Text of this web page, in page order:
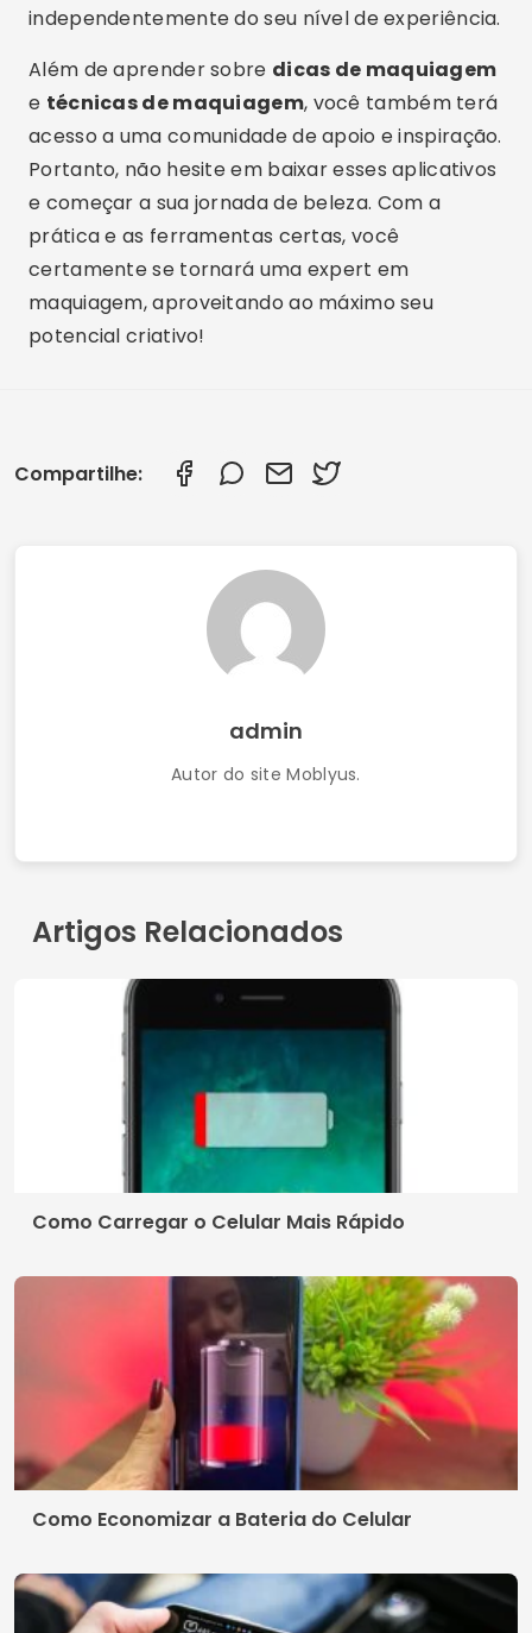
independentemente do seu nível de experiência.
Além de aprender sobre dicas de maquiagem
e técnicas de maquiagem, você também terá
acesso a uma comunidade de apoio e inspiração.
Portanto, não hesite em baixar esses aplicativos
e começar a sua jornada de beleza. Com a
prática e as ferramentas certas, você
certamente se tornará uma expert em
maquiagem, aproveitando ao máximo seu
potencial criativo!
Compartilhe:
admin
Autor do site Moblyus.
Artigos Relacionados
Como Carregar o Celular Mais Rápido
Como Economizar a Bateria do Celular